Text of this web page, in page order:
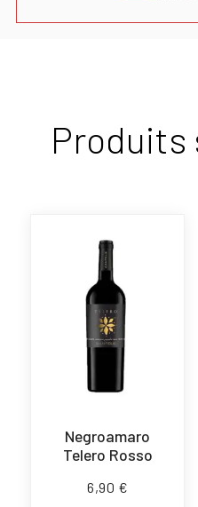
Produits
Negroamaro
Telero Rosso
6,90 €